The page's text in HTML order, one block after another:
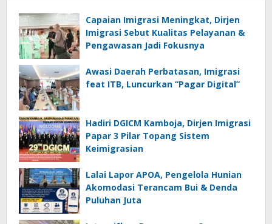
Capaian Imigrasi Meningkat, Dirjen
Imigrasi Sebut Kualitas Pelayanan &
Pengawasan Jadi Fokusnya
Awasi Daerah Perbatasan, Imigrasi
feat ITB, Luncurkan “Pagar Digital”
Hadiri DGICM Kamboja, Dirjen Imigrasi
Papar 3 Pilar Topang Sistem
Keimigrasian
Lalai Lapor APOA, Pengelola Hunian
Akomodasi Terancam Bui & Denda
Puluhan Juta